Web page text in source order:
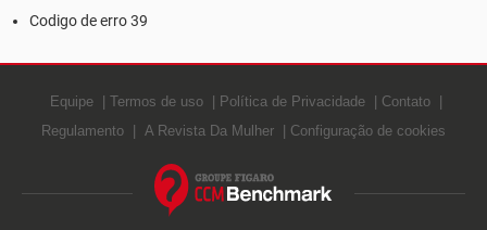
Codigo de erro 39
Equipe Termos de uso Política de Privacidade
Contato
Regulamento
A Revista Da Mulher Configuração de cookies